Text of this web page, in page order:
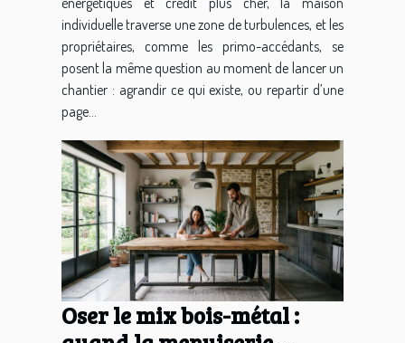
individuelle traverse une zone de turbulences, et les
propriétaires, comme les primo-accédants, se
posent la même question au moment de lancer un
chantier : agrandir ce qui existe, ou repartir d’une
page...
Oser le mix bois-métal :